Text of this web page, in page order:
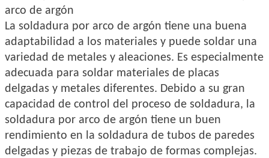
arco de argón
La soldadura por arco de argón tiene una buena
adaptabilidad a los materiales y puede soldar una
variedad de metales y aleaciones. Es especialmente
adecuada para soldar materiales de placas
delgadas y metales diferentes. Debido a su gran
capacidad de control del proceso de soldadura, la
soldadura por arco de argón tiene un buen
rendimiento en la soldadura de tubos de paredes
delgadas y piezas de trabajo de formas complejas.